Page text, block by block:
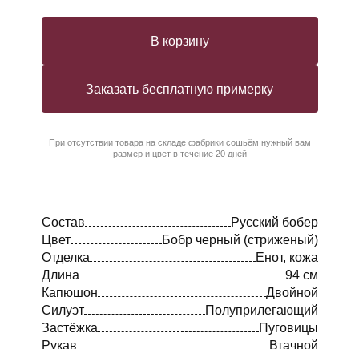
В корзину
Заказать бесплатную примерку
При отсутствии товара на складе фабрики сошьём нужный вам
размер и цвет в течение 20 дней
Состав
Русский бобер
Цвет
Бобр черный (стриженый)
Отделка
Енот, кожа
Длина
94 см
Капюшон
Двойной
Силуэт
Полуприлегающий
Застёжка
Пуговицы
Рукав
Втачной